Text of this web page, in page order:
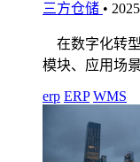
三方仓储 •
在数字化转型
模块、应用场
erp ERP WMS